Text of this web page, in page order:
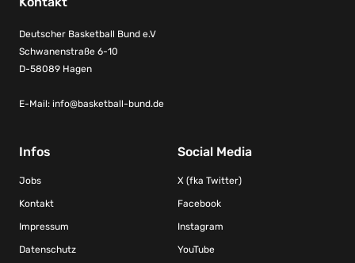
Deutscher Basketball Bund e.V
Schwanenstraße 6-10
D-58089 Hagen
E-Mail: info@basketball-bund.de
Infos
Jobs
Kontakt
Impressum
Datenschutz
Social Media
X (fka Twitter)
Facebook
Instagram
YouTube